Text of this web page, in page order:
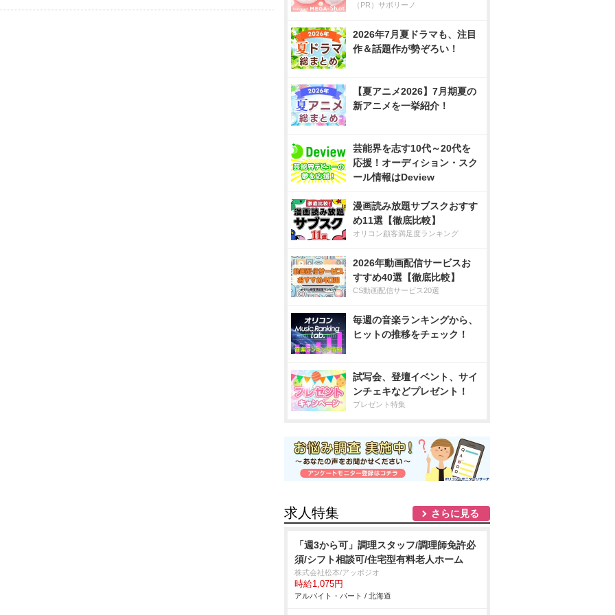
（PR）サボリーノ
2026年7月夏ドラマも、注目
作＆話題作が勢ぞろい！
【夏アニメ2026】7月期夏の
新アニメを一挙紹介！
芸能界を志す10代～20代を
応援！オーディション・スク
ール情報はDeview
漫画読み放題サブスクおすす
め11選【徹底比較】
オリコン顧客満足度ランキング
2026年動画配信サービスお
すすめ40選【徹底比較】
CS動画配信サービス20選
毎週の音楽ランキングから、
ヒットの推移をチェック！
試写会、登壇イベント、サイ
ンチェキなどプレゼント！
プレゼント特集
求人特集 さらに見る
「週3から可」調理スタッフ/調理師免許必
須/シフト相談可/住宅型有料老人ホーム
株式会社松本/アッポジオ
時給1,075円
アルバイト・パート / 北海道